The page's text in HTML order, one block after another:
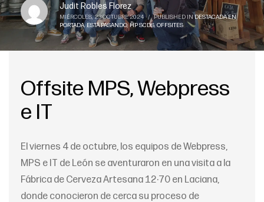
Judit Robles Florez
MIÉRCOLES, 23 OCTUBRE 2024 / PUBLISHED INDESTACADA EN
PORTADA,ESTÁ PASANDO,HP SCDS OFFSITES
Offsite MPS, Webpress
e IT
El viernes 4 de octubre, los equipos de Webpress,
MPS e IT de León se aventuraron en una visita a la
Fábrica de Cerveza Artesana 12·70 en Laciana,
donde conocieron de cerca su proceso de